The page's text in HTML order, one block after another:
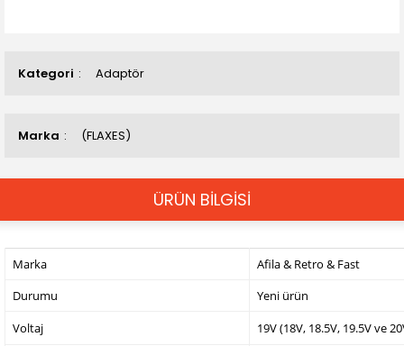
Kategori Adaptör
Marka (FLAXES)
ÜRÜN BİLGİSİ
Marka
Afila & Retro & Fast
Durumu
Yeni ürün
Voltaj
19V (18V, 18.5V, 19.5V ve